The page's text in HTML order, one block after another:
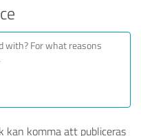
kan komma att publiceras